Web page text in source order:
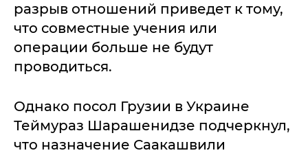
разрыв отношений приведет к тому,
что совместные учения или
операции больше не будут
проводиться.
Однако посол Грузии в Украине
Теймураз Шарашенидзе подчеркнул,
что назначение Саакашвили